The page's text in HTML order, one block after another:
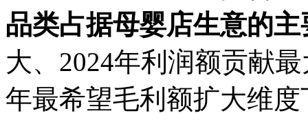
品类占据母婴店生意的
大、2024年利润额贡献
年最希望毛利额扩大维